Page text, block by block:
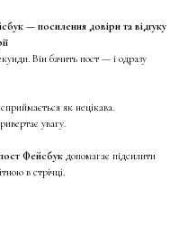
— посилення довіри та відгуку
Він бачить пост — і одразу
як нецікава.
увагу.
Фейсбук допомагає підсилити
в стрічці.